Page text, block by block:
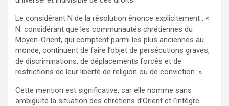
Le considérant N de la résolution énonce explicitement : «
N. considérant que les communautés chrétiennes du
Moyen-Orient, qui comptent parmi les plus anciennes au
monde, continuent de faire l’objet de persécutions graves,
de discriminations, de déplacements forcés et de
restrictions de leur liberté de religion ou de conviction. »
Cette mention est significative, car elle nomme sans
ambiguïté la situation des chrétiens d’Orient et l’intègre